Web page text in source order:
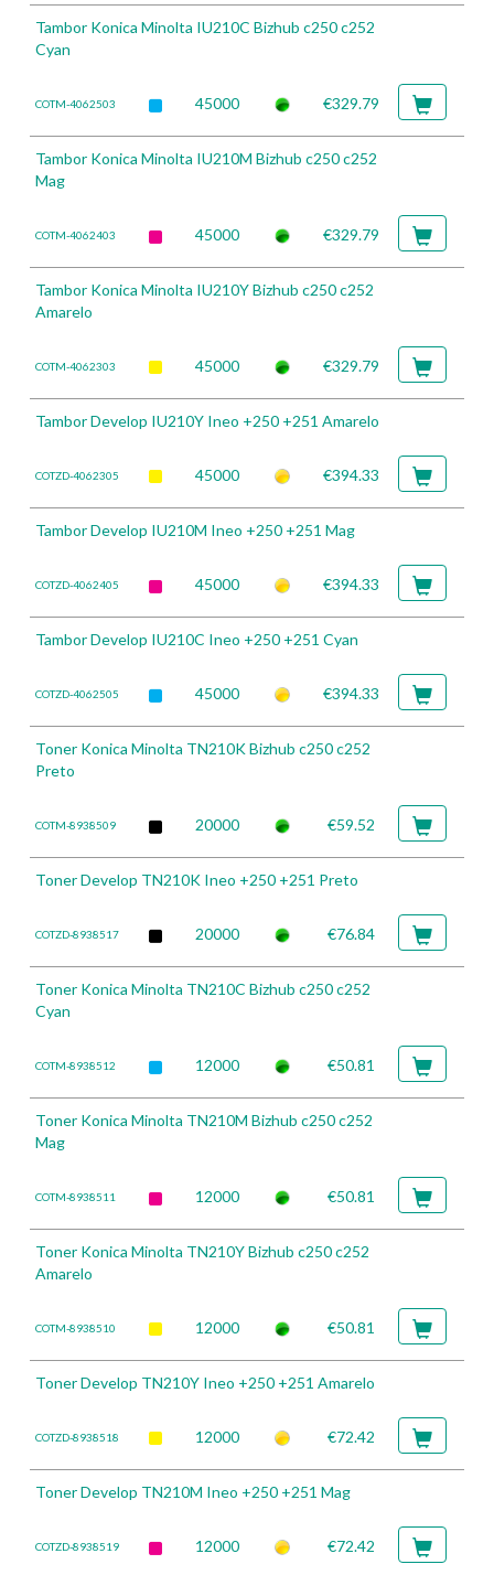
Tambor Konica Minolta IU210C Bizhub c250 c252
Cyan
COTM-4062503 45000 €329.79
Tambor Konica Minolta IU210M Bizhub c250 c252
Mag
COTM-4062403 45000 €329.79
Tambor Konica Minolta IU210Y Bizhub c250 c252
Amarelo
COTM-4062303 45000 €329.79
Tambor Develop IU210Y Ineo +250 +251 Amarelo
COTZD-4062305 45000 €394.33
Tambor Develop IU210M Ineo +250 +251 Mag
COTZD-4062405 45000 €394.33
Tambor Develop IU210C Ineo +250 +251 Cyan
COTZD-4062505 45000 €394.33
Toner Konica Minolta TN210K Bizhub c250 c252
Preto
COTM-8938509 20000 €59.52
Toner Develop TN210K Ineo +250 +251 Preto
COTZD-8938517 20000 €76.84
Toner Konica Minolta TN210C Bizhub c250 c252
Cyan
COTM-8938512 12000 €50.81
Toner Konica Minolta TN210M Bizhub c250 c252
Mag
COTM-8938511 12000 €50.81
Toner Konica Minolta TN210Y Bizhub c250 c252
Amarelo
COTM-8938510 12000 €50.81
Toner Develop TN210Y Ineo +250 +251 Amarelo
COTZD-8938518 12000 €72.42
Toner Develop TN210M Ineo +250 +251 Mag
COTZD-8938519 12000 €72.42